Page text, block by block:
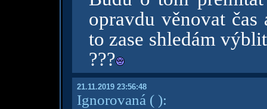
opravdu věnovat
to zase shledám
???
21.11.2019 23:56:48
Ignorovaná ( ):